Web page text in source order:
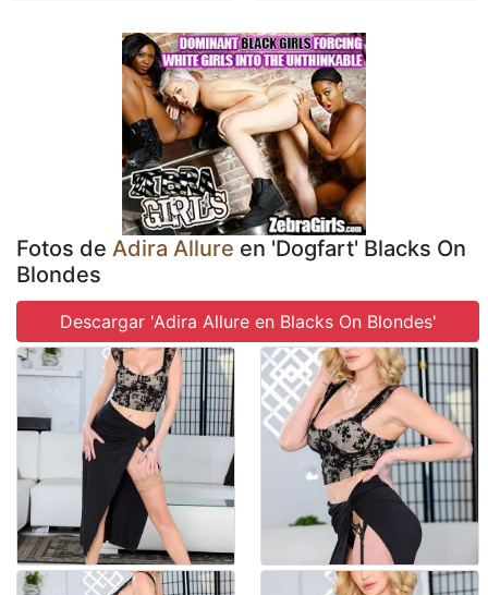
Fotos de Adira Allure en 'Dogfart' Blacks On
Blondes
Descargar 'Adira Allure en Blacks On Blondes'